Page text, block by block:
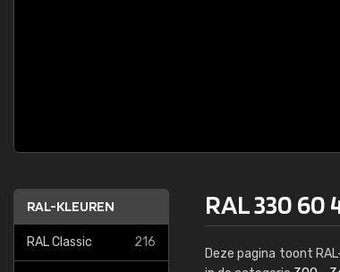
RAL-KLEUREN
RAL Classic 216
RAL 330
Deze pagina toont